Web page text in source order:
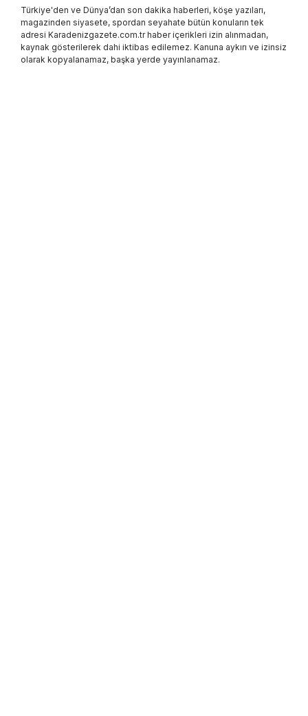
Türkiye'den ve Dünya’dan son dakika haberleri, köşe yazıları,
magazinden siyasete, spordan seyahate bütün konuların tek
adresi Karadenizgazete.com.tr haber içerikleri izin alınmadan,
kaynak gösterilerek dahi iktibas edilemez. Kanuna aykırı ve izinsiz
olarak kopyalanamaz, başka yerde yayınlanamaz.